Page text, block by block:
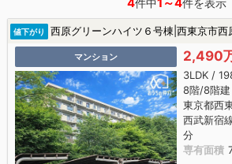
4件中1～4件を表示
値下がり 西原グリーンハイツ６号棟|西東京市西原
マンション 2,490
3LDK /
8階/8階建
東京都西
西武新宿
分
専有面積